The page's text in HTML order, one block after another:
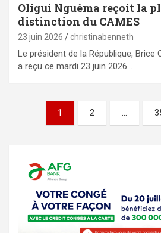
Oligui Nguéma reçoit la
distinction du CAMES
23 juin 2026 christinabenneth
Le président de la République, Brice
a reçu ce mardi 23 juin 2026…
Pagination
1 2 …